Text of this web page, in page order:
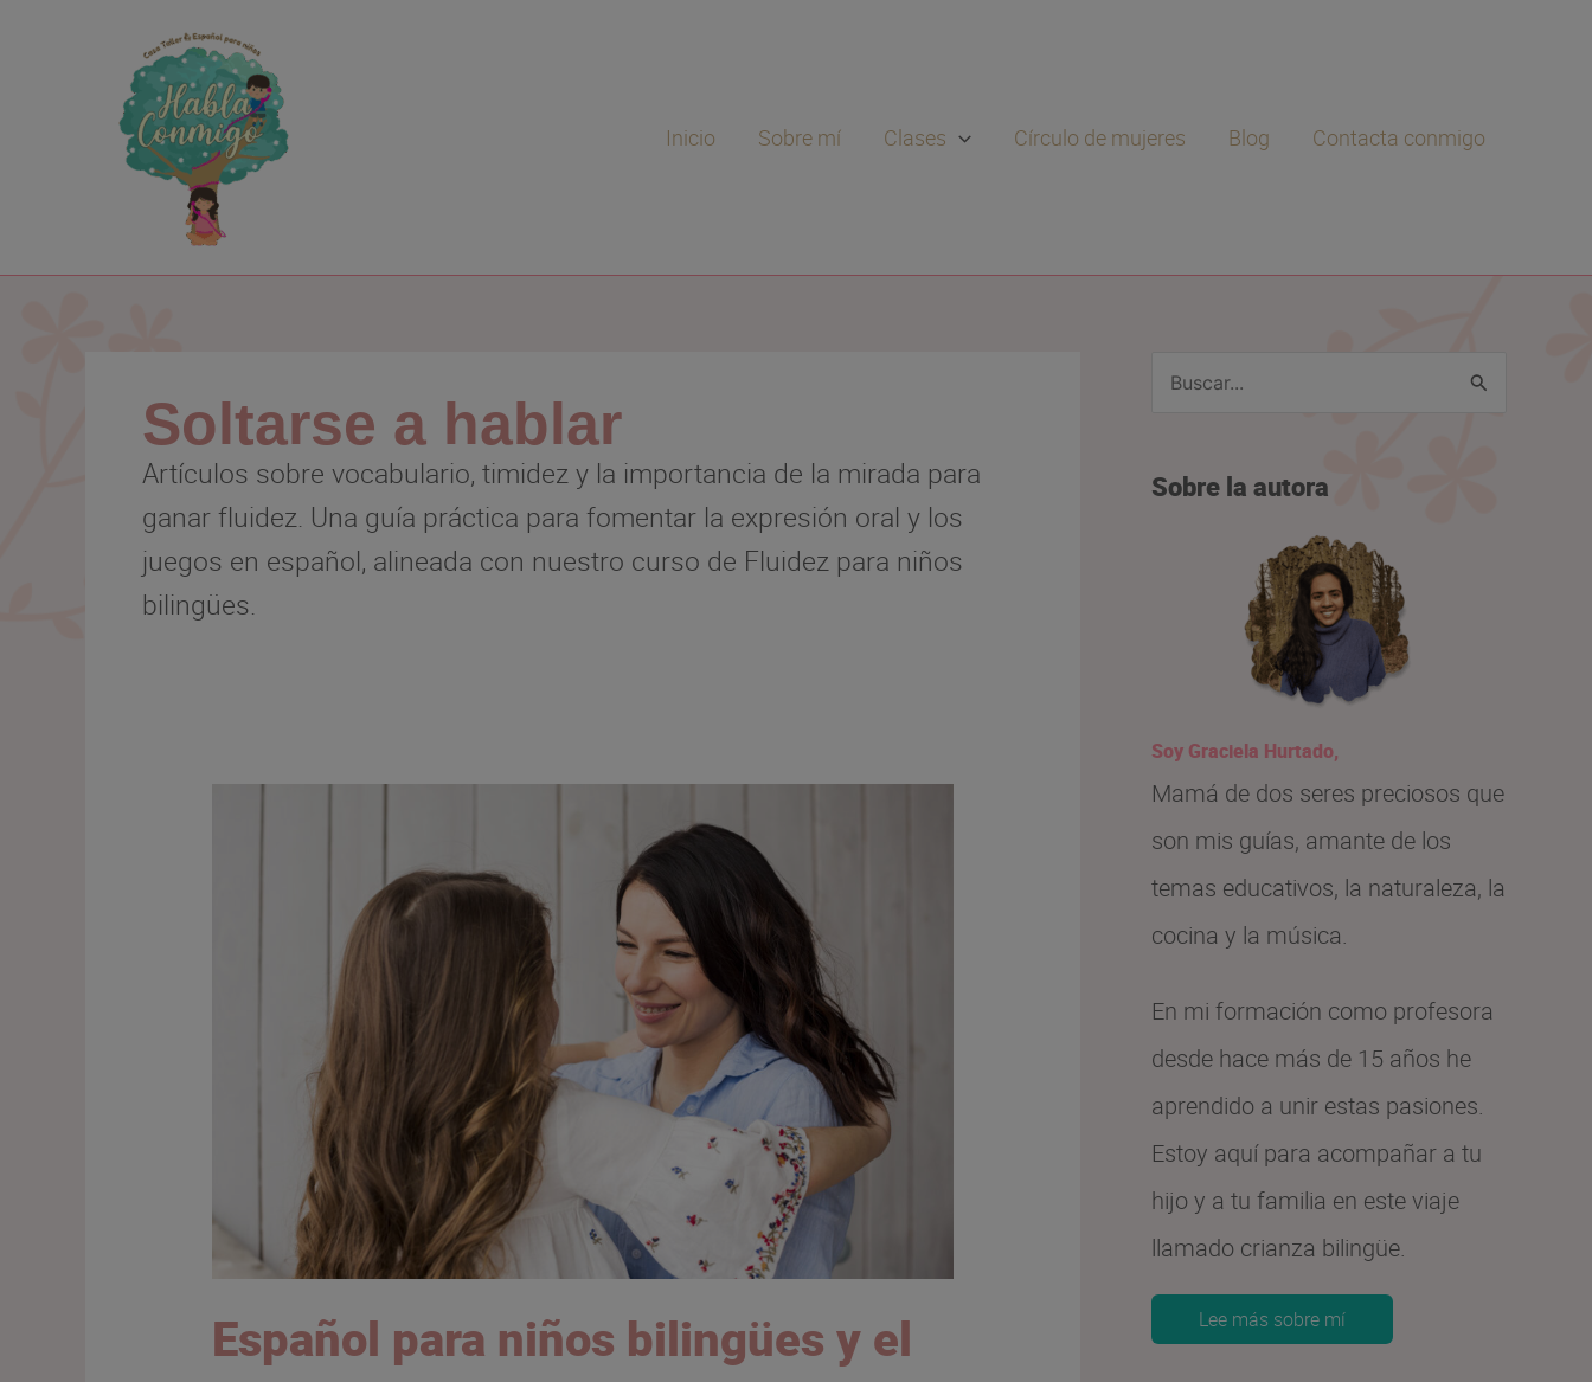
Inicio Sobre mí Clases Círculo de mujeres Blog Contacta conmigo
Soltarse a hablar
Artículos sobre vocabulario, timidez y la importancia de la mirada para
ganar fluidez. Una guía práctica para fomentar la expresión oral y los
juegos en español, alineada con nuestro curso de Fluidez para niños
bilingües.
Español para niños bilingües y el
c
Sobre la autora
Soy Graciela Hurtado,
Mamá de dos seres preciosos que
son mis guías, amante de los
temas educativos, la naturaleza, la
cocina y la música.
En mi formación como profesora
desde hace más de 15 años he
aprendido a unir estas pasiones.
Estoy aquí para acompañar a tu
hijo y a tu familia en este viaje
llamado crianza bilingüe.
Lee más sobre mí